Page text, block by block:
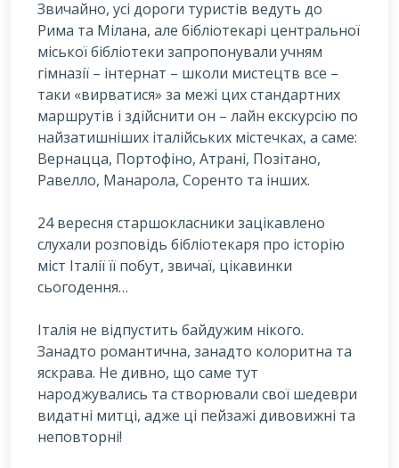
Звичайно, усі дороги туристів ведуть до
Рима та Мілана, але бібліотекарі центральної
міської бібліотеки запропонували учням
гімназії – інтернат – школи мистецтв все –
таки «вирватися» за межі цих стандартних
маршрутів і здійснити он – лайн екскурсію по
найзатишніших італійських містечках, а саме:
Вернацца, Портофіно, Атрані, Позітано,
Равелло, Манарола, Соренто та інших.
24 вересня старшокласники зацікавлено
слухали розповідь бібліотекаря про історію
міст Італії її побут, звичаї, цікавинки
сьогодення…
Італія не відпустить байдужим нікого.
Занадто романтична, занадто колоритна та
яскрава. Не дивно, що саме тут
народжувались та створювали свої шедеври
видатні митці, адже ці пейзажі дивовижні та
неповторні!